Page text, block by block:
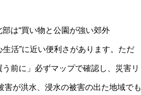
は“買い物と公園が強い郊外
活”に近い便利さがあります。ただ
前に」必ずマップで確認し、災害リ
が洪水、浸水の被害の出た地域でも